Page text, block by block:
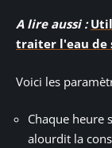
A lire aussi :
traiter l'eau de
Voici les
Chaque heure
alourdit la